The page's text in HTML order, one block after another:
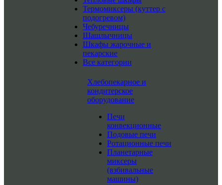
Термомиксеры (куттер с
подогревом)
Чебуречницы
Шашлычницы
Шкафы жарочные и
пекарские
Все категории
Хлебопекарное и
кондитерское
оборудование
Печи
конвекционные
Подовые печи
Ротационные печи
Планетарные
миксеры
(взбивальные
машины)